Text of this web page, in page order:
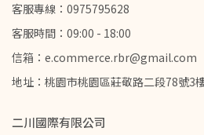
客服專線：0975795628
客服時間：09:00 - 18:00
信箱：e.commerce.rbr@gmail.com
地址：桃園市桃園區莊敬路二段78號3
二川國際有限公司